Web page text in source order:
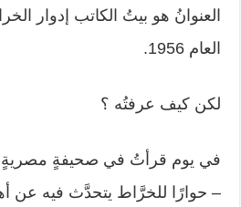
العنوانُ هو بيتُ الكاتب إدوار
العام 1956.
لكن كيف عرفتُه ؟
في يوم قرأتُ في صحيفةٍ مصريةٍ –
– حوارًا للخرَّاط يتحدَّث فيه عن